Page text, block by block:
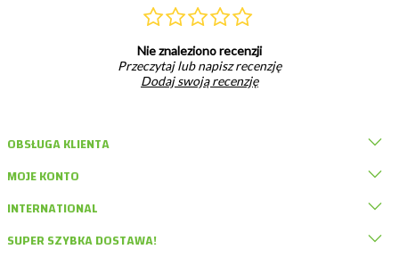
Nie znaleziono recenzji
Przeczytaj lub napisz recenzję
Dodaj swoją recenzję
OBSŁUGA KLIENTA
MOJE KONTO
INTERNATIONAL
SUPER SZYBKA DOSTAWA!